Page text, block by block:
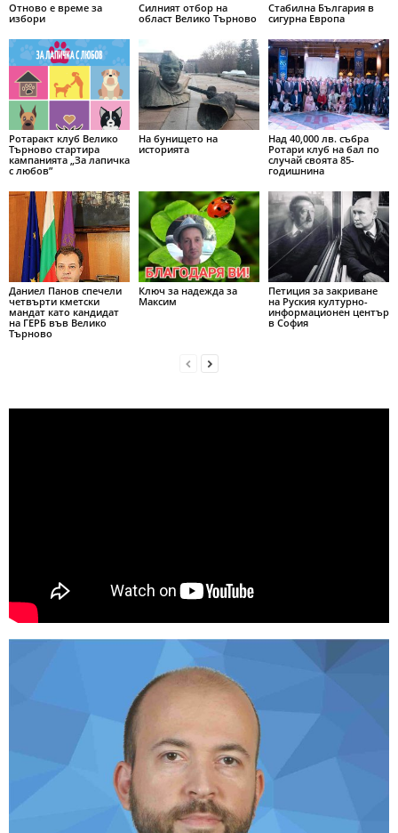
Отново е време за
избори
Силният отбор на
област Велико Търново
Стабилна България в
сигурна Европа
Ротаракт клуб Велико
Търново стартира
кампанията „За лапичка
с любов”
На бунището на
историята
Над 40,000 лв. събра
Ротари клуб на бал по
случай своята 85-
годишнина
Даниел Панов спечели
четвърти кметски
мандат като кандидат
на ГЕРБ във Велико
Търново
Ключ за надежда за
Максим
Петиция за закриване
на Руския културно-
информационен център
в София